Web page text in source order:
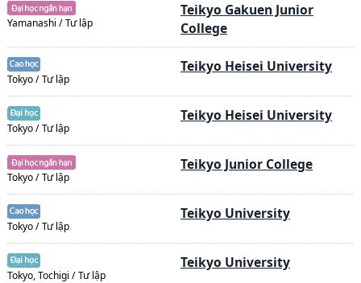
Yamanashi / Tư lập
Teikyo Gakuen Junior
College
Tokyo / Tư lập
Teikyo Heisei University
Tokyo / Tư lập
Teikyo Heisei University
Tokyo / Tư lập
Teikyo Junior College
Tokyo / Tư lập
Teikyo University
Tokyo, Tochigi / Tư lập
Teikyo University